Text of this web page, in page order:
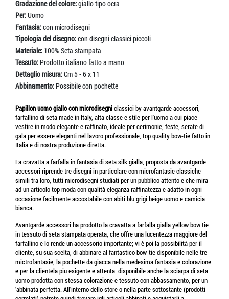
Gradazione del colore:giallo tipo ocra
Per:Uomo
Fantasia:con microdisegni
Tipologia del disegno:con disegni classici piccoli
Materiale: 100% Seta stampata
Tessuto: Prodotto italiano fatto a mano
Dettaglio misura:Cm 5 - 6 x 11
Abbinamento: Possibile con pochette
Papillon uomo giallo con microdisegniclassiciby avantgarde accessori,
farfallino di seta made in Italy, alta classe e stile per l'uomo a cui piace
vestire in modo elegante e raffinato, ideale per cerimonie, feste, serate di
gala per essere eleganti nel lavoro professionale, top quality bow-tie fatto in
Italia e di nostra produzione diretta.
La cravatta a farfalla in fantasia di seta silk gialla, proposta da avantgarde
accessori riprende tre disegni in particolare con microfantasie classiche
simili tra loro, tutti microdisegni studiati per un pubblico attento e che mira
ad un articolo top moda con qualità eleganza raffinatezza e adatto in ogni
occasione facilmente accostabile con abiti blu grigi beige uomo e camicia
bianca.
Avantgarde accessori ha prodotto la cravatta a farfalla gialla yellow bow tie
in tessuto di seta stampata operata, che offre una lucentezza maggiore del
farfallino e lo rende un accessorio importante; vi è poi la possibilità per il
cliente, su sua scelta, di abbinare al fantastico bow-tie disponibile nelle tre
mictrofantasie, la pochette da giacca nella medesima fantasia e colorazione
e per la clientela piu esigente e attenta disponibile anche la sciarpa di seta
uomo prodotta con stessa colorazione e tessuto con abbassamento, per un
'abbinata perfetta. All'interno dello store o nella parte sottostante (prodotti